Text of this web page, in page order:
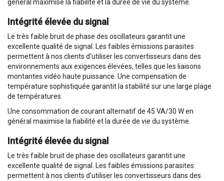
général maximise la fiabilité et la durée de vie du système.
Intégrité élevée du signal
Le très faible bruit de phase des oscillateurs garantit une
excellente qualité de signal. Les faibles émissions parasites
permettent à nos clients d'utiliser les convertisseurs dans des
environnements aux exigences élevées, telles que les liaisons
montantes vidéo haute puissance. Une compensation de
température sophistiquée garantit la stabilité sur une large plage
de températures.
Une consommation de courant alternatif de 45 VA/30 W en
général maximise la fiabilité et la durée de vie du système.
Intégrité élevée du signal
Le très faible bruit de phase des oscillateurs garantit une
excellente qualité de signal. Les faibles émissions parasites
permettent à nos clients d'utiliser les convertisseurs dans des